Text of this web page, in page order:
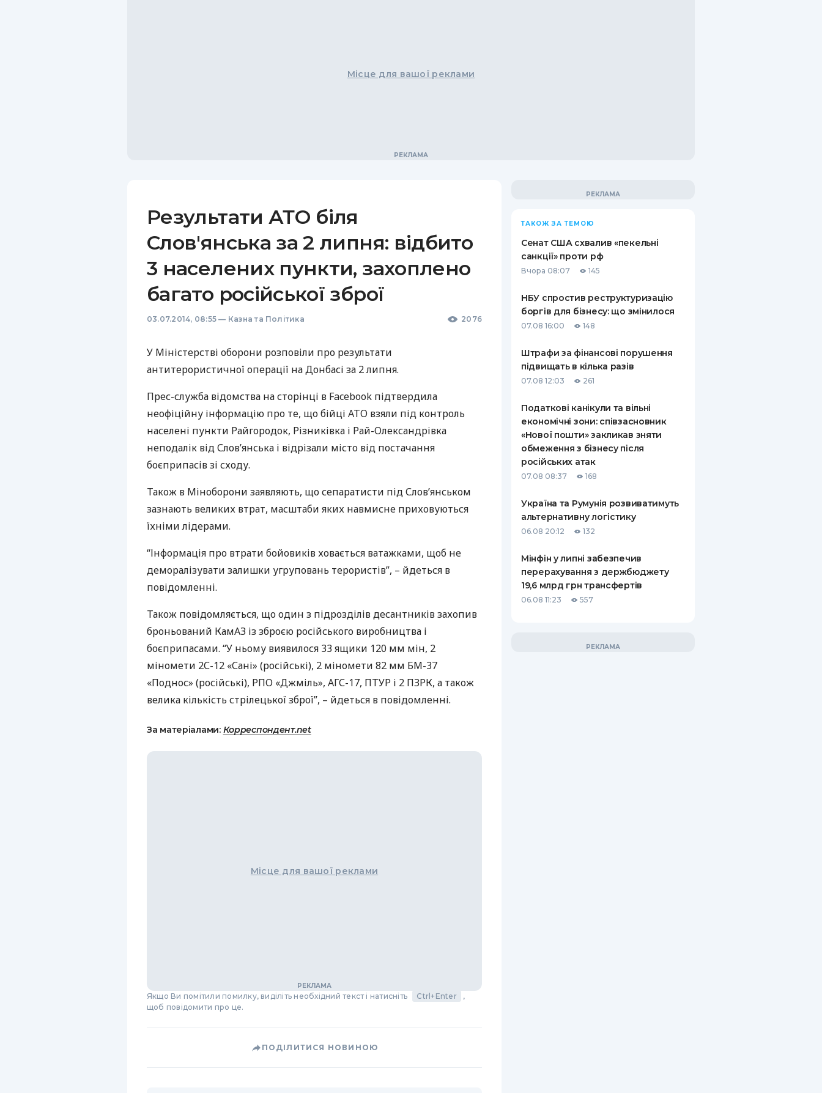
Місце для вашої реклами
Результати АТО біля
Слов'янська за 2 липня: відбито
3 населених пункти, захоплено
багато російської зброї
03.07.2014, 08:55 — Казна та Політика 2076
У Міністерстві оборони розповіли про результати
антитерористичної операції на Донбасі за 2 липня.
Прес-служба відомства на сторінці в Facebook підтвердила
неофіційну інформацію про те, що бійці АТО взяли під контроль
населені пункти Райгородок, Різниківка і Рай-Олександрівка
неподалік від Слов’янська і відрізали місто від постачання
боєприпасів зі сходу.
Також в Міноборони заявляють, що сепаратисти під Слов’янськом
зазнають великих втрат, масштаби яких навмисне приховуються
їхніми лідерами.
“Інформація про втрати бойовиків ховається ватажками, щоб не
деморалізувати залишки угруповань терористів”, – йдеться в
повідомленні.
Також повідомляється, що один з підрозділів десантників захопив
броньований КамАЗ із зброєю російського виробництва і
боєприпасами. “У ньому виявилося 33 ящики 120 мм мін, 2
міномети 2С-12 «Сані» (російські), 2 міномети 82 мм БМ-37
«Поднос» (російські), РПО «Джміль», АГС-17, ПТУР і 2 ПЗРК, а також
велика кількість стрілецької зброї”, – йдеться в повідомленні.
За матеріалами: Корреспондент.net
Місце для вашої реклами
Якщо Ви помітили помилку, виділіть необхідний текст і натисніть Ctrl+Enter
,
щоб повідомити про це.
ПОДІЛИТИСЯ НОВИНОЮ
ТАКОЖ ЗА ТЕМОЮ
Сенат США схвалив «пекельні
санкції» проти рф
Вчора 08:07 145
НБУ спростив реструктуризацію
боргів для бізнесу: що змінилося
07.08 16:00 148
Штрафи за фінансові порушення
підвищать в кілька разів
07.08 12:03 261
Податкові канікули та вільні
економічні зони: співзасновник
«Нової пошти» закликав зняти
обмеження з бізнесу після
російських атак
07.08 08:37 168
Україна та Румунія розвиватимуть
альтернативну логістику
06.08 20:12 132
Мінфін у липні забезпечив
перерахування з держбюджету
19,6 млрд грн трансфертів
06.08 11:23 557